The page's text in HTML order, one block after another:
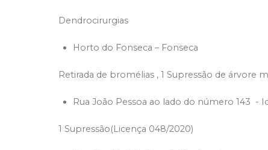
Dendrocirurgias
Horto do Fonseca – Fonseca
Retirada de bromélias , 1 Supressão de árvore
Rua João Pessoa ao lado do número 143 -
1 Supressão(Licença 048/2020)